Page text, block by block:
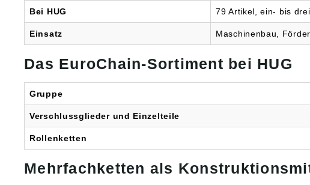
Bei HUG 79 Artikel, ein- bis
Einsatz Maschinenbau,
Das EuroChain-Sortiment bei HUG
Gruppe
Verschlussglieder und Einzelteile
Rollenketten
Mehrfachketten als